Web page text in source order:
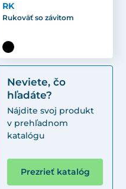
RK
Rukoväť so závitom
Neviete, čo
hľadáte?
Nájdite svoj produkt
v prehľadnom
katalógu
Prezrieť katalóg